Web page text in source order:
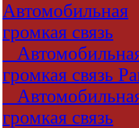
Автомобильная
громкая связь
громкая связь
громкая связь